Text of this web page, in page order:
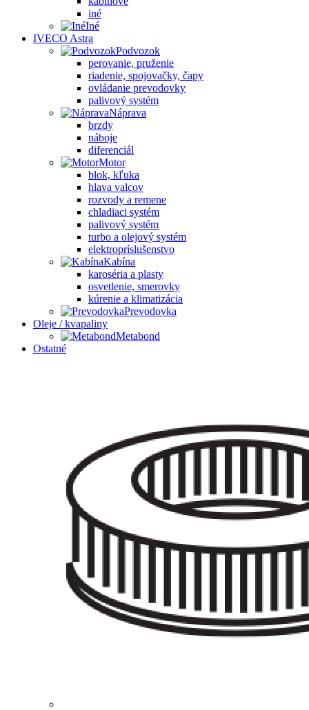
iné
Iné
IVECO Astra
Podvozok
perovanie, pruženie
riadenie, spojovačky, čapy
ovládanie prevodovky
palivový systém
Náprava
brzdy
náboje
diferenciál
Motor
blok, kľuka
hlava valcov
rozvody a remene
chladiaci systém
palivový systém
turbo a olejový systém
elektropríslušenstvo
Kabína
karoséria a plasty
osvetlenie, smerovky
kúrenie a klimatizácia
Prevodovka
Oleje / kvapaliny
Metabond
Ostatné